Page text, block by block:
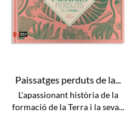
Paissatges perduts de la...
L'apassionant història de la
formació de la Terra i la seva...